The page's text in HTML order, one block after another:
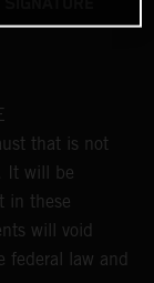
that is not
It will be
in these
will void
federal law and